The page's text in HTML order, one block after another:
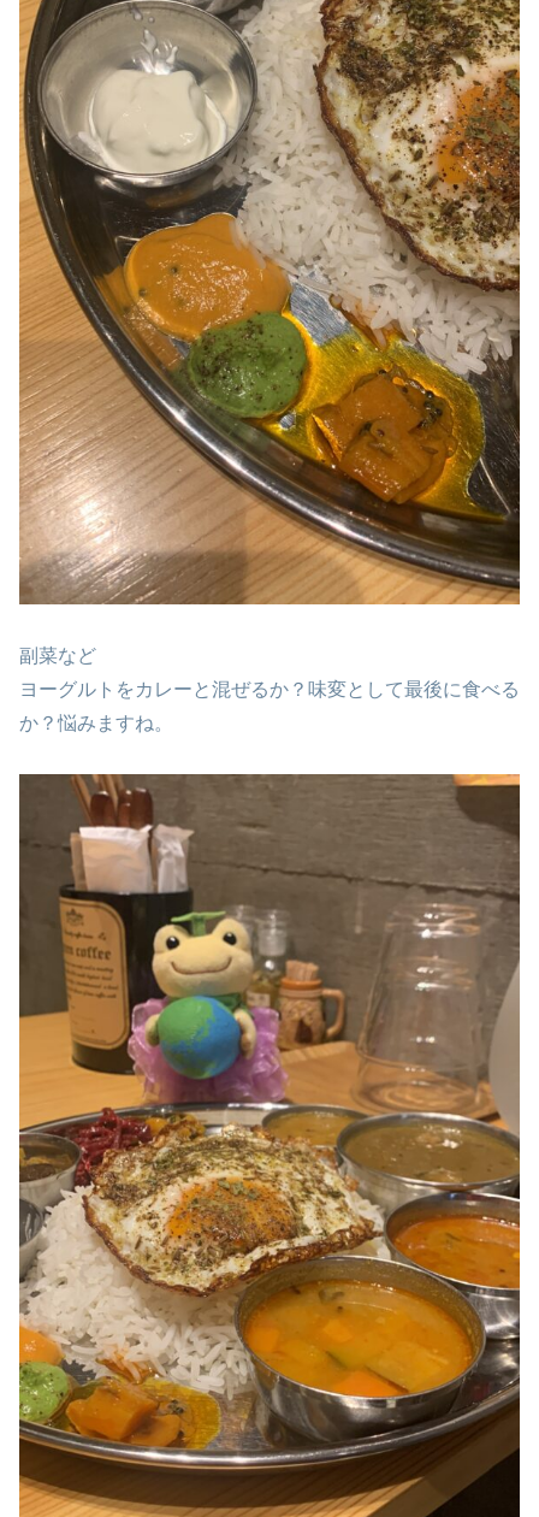
副菜など
ヨーグルトをカレーと混ぜるか？味変として最後に食べる
か？悩みますね。